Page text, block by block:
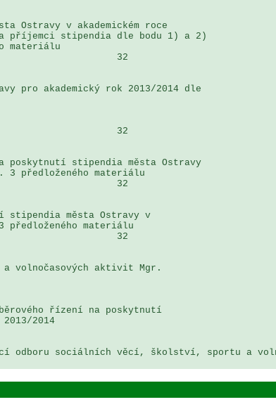
Ostravy v akademickém roce
a příjemci stipendia dle bodu 1) a 2)
materiálu
32
pro akademický rok 2013/2014 dle
32
poskytnutí stipendia města Ostravy
3 předloženého materiálu
32
stipendia města Ostravy v
předloženého materiálu
32
volnočasových aktivit Mgr.
řízení na poskytnutí
2014
odboru sociálních věcí, školství, sportu a